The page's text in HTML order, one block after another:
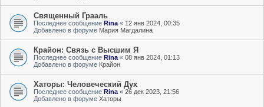
Священный Грааль
Последнее сообщение Rina « 12 янв 2024, 00:35
Добавлено в форуме Мария Магдалина
Крайон: Связь с Высшим Я
Последнее сообщение Rina « 08 янв 2024, 01:13
Добавлено в форуме Крайон
Хаторы: Человеческий Дух
Последнее сообщение Rina « 26 дек 2023, 21:56
Добавлено в форуме Хаторы